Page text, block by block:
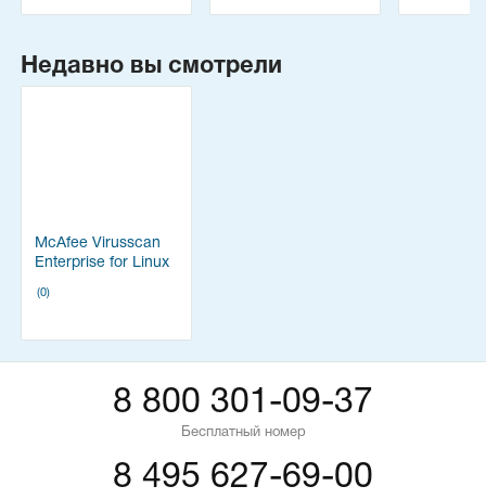
технической
Недавно вы смотрели
McAfee Virusscan
Enterprise for Linux
(0)
8 800 301-09-37
Бесплатный номер
8 495 627-69-00